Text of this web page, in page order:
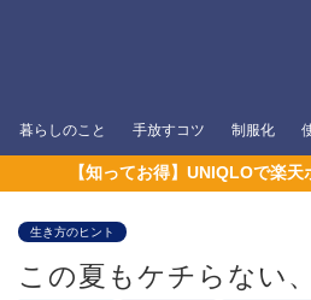
暮らしのこと 手放すコツ 制服化
【知ってお得】UNIQLOで楽
生き方のヒント
この夏もケチらない